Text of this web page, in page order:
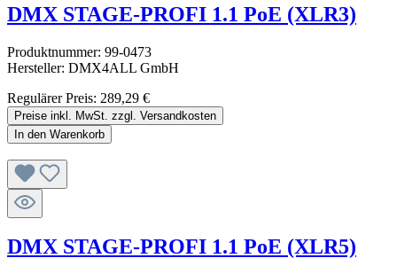
DMX STAGE-PROFI 1.1 PoE (XLR3)
Produktnummer: 99-0473
Hersteller: DMX4ALL GmbH
Regulärer Preis: 289,29 €
Preise inkl. MwSt. zzgl. Versandkosten
In den Warenkorb
DMX STAGE-PROFI 1.1 PoE (XLR5)